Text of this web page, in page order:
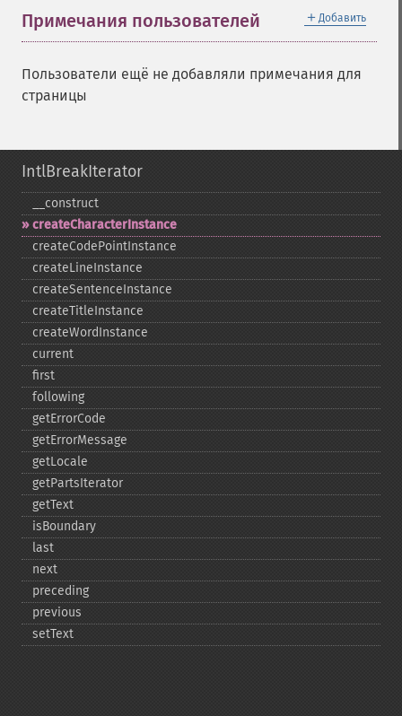
＋ Добавить
Примечания пользователей
Пользователи ещё не добавляли примечания для
страницы
IntlBreakIterator
_​_​construct
createCharacterInstance
createCodePointInstance
createLineInstance
createSentenceInstance
createTitleInstance
createWordInstance
current
first
following
getErrorCode
getErrorMessage
getLocale
getPartsIterator
getText
isBoundary
last
next
preceding
previous
setText